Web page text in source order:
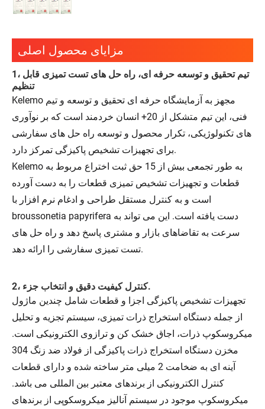
مزایای محصول اصلی
1، تیم تحقیق و توسعه حرفه ای، راه حل های تست تمیزی قابل
تنظیم
Kelemo مجهز به آزمایشگاه حرفه ای تحقیق و توسعه و تیم
فنی، این تیم متشکل از 20+ انسان خردمند است که بر نوآوری
های تکنولوژیکی، تکرار محصول و توسعه راه حل های سفارشی
برای تجهیزات تشخیص پاکیزگی تمرکز دارد.
Kelemo به طور تجمعی بیش از 15 حق ثبت اختراع مربوط به
قطعات و تجهیزات تشخیص تمیزی قطعات را به دست آورده
است و به کنترل مستقل طراحی و ادغام نرم افزار با
broussonetia papyrifera دست یافته است. این می تواند به
سرعت به تقاضاهای بازار و مشتری پاسخ دهد و راه حل های
تست تمیزی سفارشی را ارائه دهد.
2، کنترل کیفیت دقیق و انتخاب جزء.
تجهیزات تشخیص پاکیزگی اجزا و قطعات شامل چندین ماژول
از جمله دستگاه استخراج ذرات تمیزی، سیستم تجزیه و تحلیل
میکروسکوپ ذرات، اجاق خشک کن و ترازوی الکترونیکی است.
مخزن دستگاه استخراج ذرات پاکیزگی از فولاد ضد زنگ 304
آینه ای به ضخامت 2 میلی متر ساخته شده و دارای قطعات
کنترل الکترونیکی از برندهای معتبر بین المللی می باشد.
میکروسکوپ موجود در سیستم آنالیز میکروسکوپی از برندهای